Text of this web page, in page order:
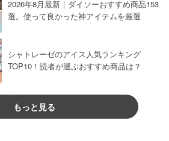
2026年8月最新｜ダイソーおすすめ商品153
選。使って良かった神アイテムを厳選
シャトレーゼのアイス人気ランキング
TOP10！読者が選ぶおすすめ商品は？
もっと見る